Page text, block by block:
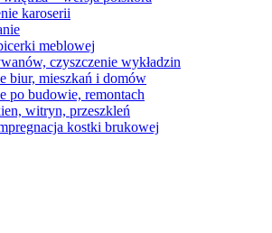
karoserii
meblowej
czyszczenie wykładzin
biur, mieszkań i domów
po budowie, remontach
witryn, przeszkleń
kostki brukowej